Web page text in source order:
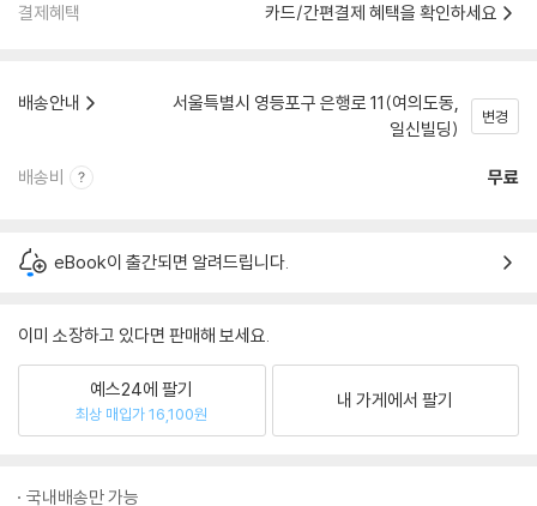
결제혜택 카드/간편결제 혜택을 확인하세요
배송안내
서울특별시 영등포구 은행로 11(여의도동,
일신빌딩)
변경
배송비 무료
eBook이 출간되면 알려드립니다.
이미 소장하고 있다면 판매해 보세요.
예스24에 팔기
최상 매입가 16,100원
내 가게에서 팔기
국내배송만 가능